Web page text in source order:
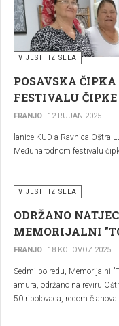
VIJESTI IZ SELA
POSAVSKA
FESTIVALU
FRANJO 12 RUJAN 2025
lanice KUD-a Ravnica Oštra
Međunarodnom festivalu
VIJESTI IZ SELA
ODRŽANO
MEMORIJALNI
FRANJO 18 KOLOVOZ 2025
Sedmi po redu, Memorijalni
amura, održano na reviru
50 ribolovaca, redom članova